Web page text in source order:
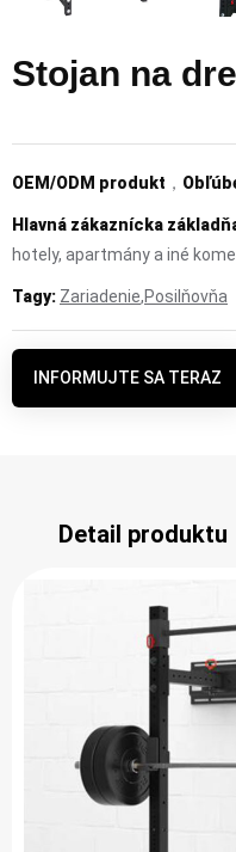
Stojan na
OEM/ODM produkt ，
Hlavná zákaznícka
hotely, apartmány a iné
Tagy: Zariadenie,Posilňovňa
INFORMUJTE SA TERAZ
Detail produktu